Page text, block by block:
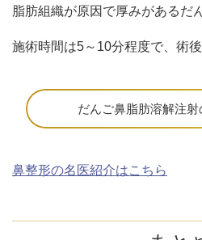
脂肪組織が原因で厚みがあるだ
施術時間は5～10分程度で、術
だんご鼻脂肪溶解注
鼻整形の名医紹介はこちら